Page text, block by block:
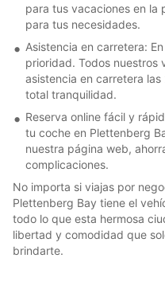
para tus vacaciones en la
para tus necesidades.
Asistencia en carretera:
prioridad. Todos nuestros
asistencia en carretera
total tranquilidad.
Reserva online fácil y
tu coche en Plettenberg
nuestra página web,
complicaciones.
No importa si viajas por
Plettenberg Bay tiene el
todo lo que esta hermosa
libertad y comodidad que
brindarte.